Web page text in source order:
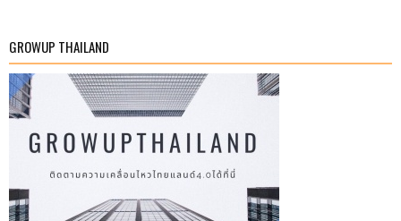
GROWUP THAILAND